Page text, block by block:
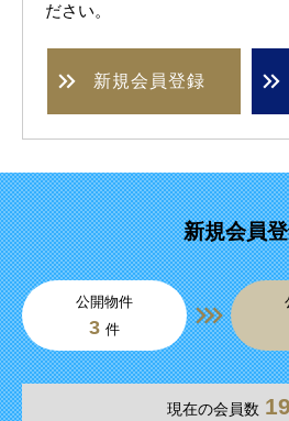
ださい。
新規会員登録
新規会員
公開物件
3 件
現在の会員数